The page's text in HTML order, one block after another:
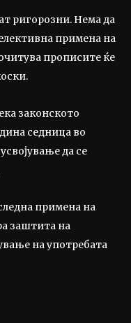
ригорозни. Нема да
примена на
прописите ќе
законското
седница во
да се
примена на
заштита на
на употребата